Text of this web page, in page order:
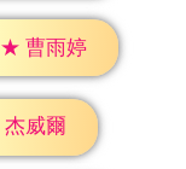
★ 曹雨婷
杰威爾